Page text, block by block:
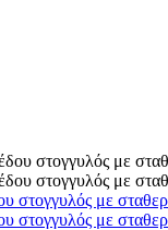
στογγυλός με
στογγυλός με